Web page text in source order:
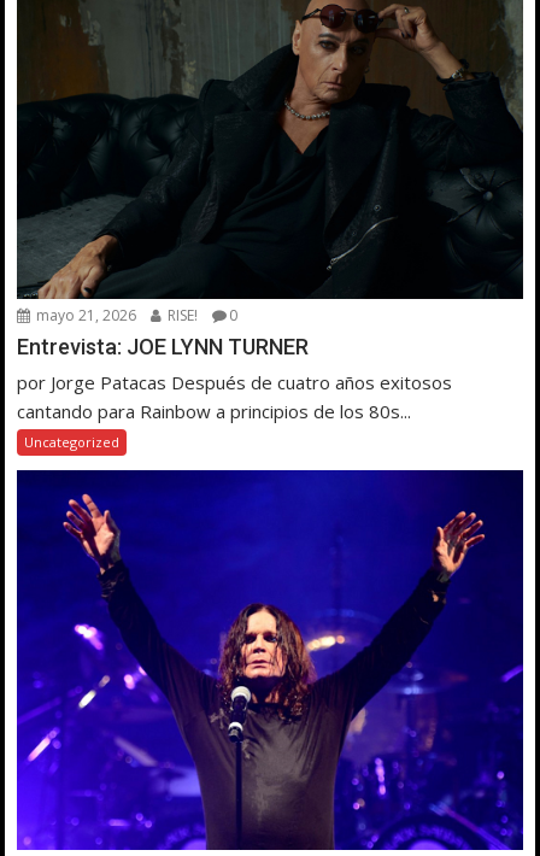
mayo 21, 2026 RISE! 0
Entrevista: JOE LYNN TURNER
por Jorge Patacas Después de cuatro años exitosos
cantando para Rainbow a principios de los 80s...
Uncategorized